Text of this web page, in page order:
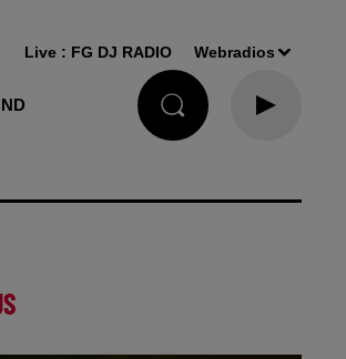
Live : FG DJ RADIO Webradios